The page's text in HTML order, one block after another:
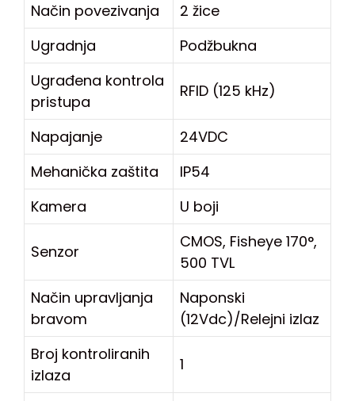
Način povezivanja
2 žice
Ugradnja
Podžbukna
Ugrađena kontrola
pristupa
RFID (125 kHz)
Napajanje
24VDC
Mehanička zaštita
IP54
Kamera
U boji
Senzor
CMOS, Fisheye 170°,
500 TVL
Način upravljanja
bravom
Naponski
(12Vdc)/Relejni izlaz
Broj kontroliranih
izlaza
1